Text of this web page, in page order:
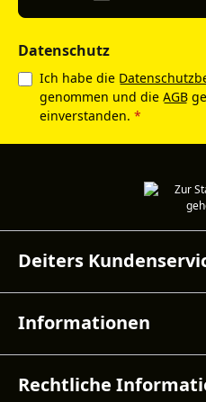
Datenschutz
Ich habe die
genommen und die AGB
einverstanden. *
Deiters
Informationen
Rechtliche